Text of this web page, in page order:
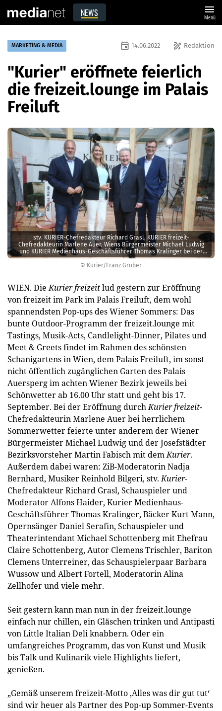
NEWS menu
Menü
© Kurier/Franz Gruber
stv. KURIER-Chefredakteur Richard Grasl, KURIER freizeit-
Chefredakteurin Marlene Auer, Wiens Bürgermeister Michael Ludwig
und KURIER Medienhaus-Geschäftsführer Thomas Kralinger bei der
freizeit.lounge-Eröffnung
MARKETING & MEDIA draw Redaktion
event 14.06.2022
"Kurier" eröffnete feierlich
die freizeit.lounge im Palais
Freiluft
WIEN. DieKurier freizeitlud gestern zur Eröffnung
von freizeit im Park im Palais Freiluft, dem wohl
spannendsten Pop-ups des Wiener Sommers: Das
bunte Outdoor-Programm der freizeit.lounge mit
Tastings, Musik-Acts, Candlelight-Dinner, Pilates und
Meet & Greets findet im Rahmen des schönsten
Schanigartens in Wien, dem Palais Freiluft, im sonst
nicht öffentlich zugänglichen Garten des Palais
Auersperg im achten Wiener Bezirk jeweils bei
Schönwetter ab 16.00 Uhr statt und geht bis 17.
September. Bei der Eröffnung durchKurier freizeit-
Chefredakteurin Marlene Auer bei herrlichem
Sommerwetter feierte unter anderem der Wiener
Bürgermeister Michael Ludwig und der Josefstädter
Bezirksvorsteher Martin Fabisch mit demKurier.
Außerdem dabei waren: ZiB-Moderatorin Nadja
Bernhard, Musiker Reinhold Bilgeri, stv.Kurier-
Chefredakteur Richard Grasl, Schauspieler und
Moderator Alfons Haider, Kurier Medienhaus-
Geschäftsführer Thomas Kralinger, Bäcker Kurt Mann,
Opernsänger Daniel Serafin, Schauspieler und
Theaterintendant Michael Schottenberg mit Ehefrau
Claire Schottenberg, Autor Clemens Trischler, Bariton
Clemens Unterreiner, das Schauspielerpaar Barbara
Wussow und Albert Fortell, Moderatorin Alina
Zellhofer und viele mehr.
Seit gestern kann man nun in der freizeit.lounge
einfach nur chillen, ein Gläschen trinken und Antipasti
von Little Italian Deli knabbern. Oder ein
umfangreiches Programm, das von Kunst und Musik
bis Talk und Kulinarik viele Highlights liefert,
genießen.
„Gemäß unserem freizeit-Motto ‚Alles was dir gut tut‘
sind wir heuer als Partner des Pop-up Sommer-Events